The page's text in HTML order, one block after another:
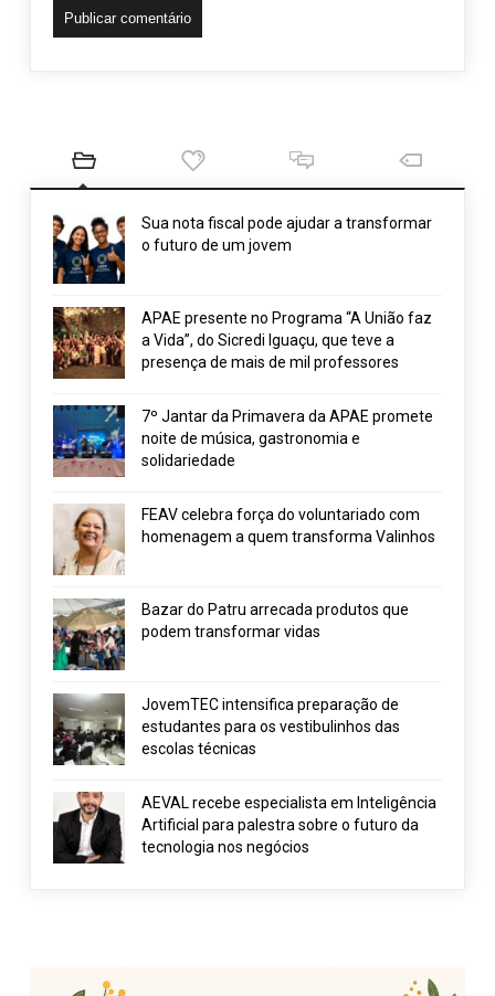
Sua nota fiscal pode ajudar a transformar
o futuro de um jovem
APAE presente no Programa “A União faz
a Vida”, do Sicredi Iguaçu, que teve a
presença de mais de mil professores
7º Jantar da Primavera da APAE promete
noite de música, gastronomia e
solidariedade
FEAV celebra força do voluntariado com
homenagem a quem transforma Valinhos
Bazar do Patru arrecada produtos que
podem transformar vidas
JovemTEC intensifica preparação de
estudantes para os vestibulinhos das
escolas técnicas
AEVAL recebe especialista em Inteligência
Artificial para palestra sobre o futuro da
tecnologia nos negócios